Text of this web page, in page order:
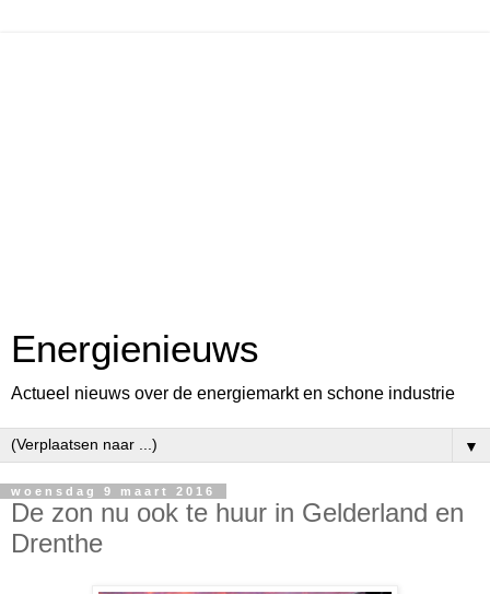
Energienieuws
Actueel nieuws over de energiemarkt en schone industrie
▼
woensdag 9 maart 2016
De zon nu ook te huur in Gelderland en
Drenthe